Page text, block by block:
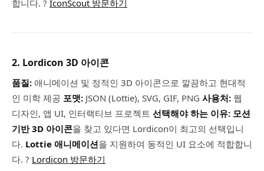
합니다. ? IconScout 방문하기
2. Lordicon 3D 아이콘
품질: 애니메이션 및 정적인 3D 아이콘으로 깔끔하고 현대적
인 미학 제공 포맷: JSON (Lottie), SVG, GIF, PNG 사용처: 웹
디자인, 앱 UI, 인터랙티브 프로젝트 선택해야 하는 이유: 모션
기반 3D 아이콘을 찾고 있다면 Lordicon이 최고의 선택입니
다. Lottie 애니메이션을 지원하여 동적인 UI 요소에 적합합니
다. ? Lordicon 방문하기